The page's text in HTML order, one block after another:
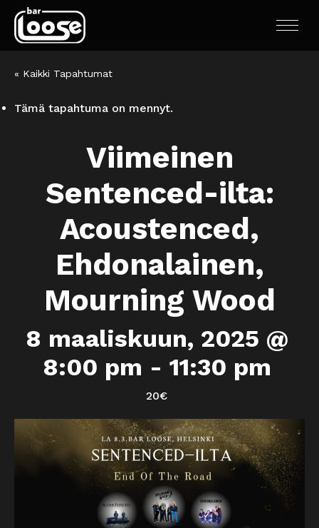
« Kaikki Tapahtumat
Tämä tapahtuma on mennyt.
Viimeinen
Sentenced-ilta:
Acoustenced,
Ehdonalainen,
Mourning Wood
8 maaliskuun, 2025 @
8:00 pm - 11:30 pm
20€